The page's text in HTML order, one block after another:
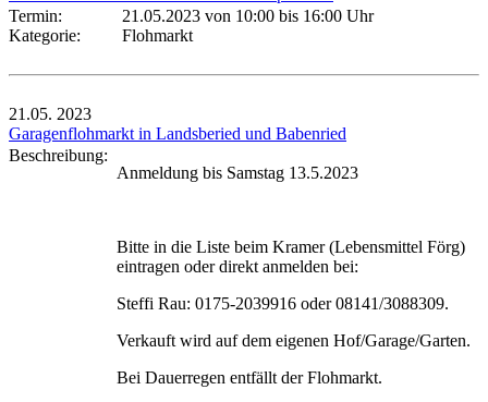
Termin:
21.05.2023 von 10:00 bis 16:00 Uhr
Kategorie:
Flohmarkt
21.05. 2023
Garagenflohmarkt in Landsberied und Babenried
Beschreibung:
Anmeldung bis Samstag 13.5.2023
Bitte in die Liste beim Kramer (Lebensmittel Förg)
eintragen oder direkt anmelden bei:
Steffi Rau: 0175-2039916 oder 08141/3088309.
Verkauft wird auf dem eigenen Hof/Garage/Garten.
Bei Dauerregen entfällt der Flohmarkt.